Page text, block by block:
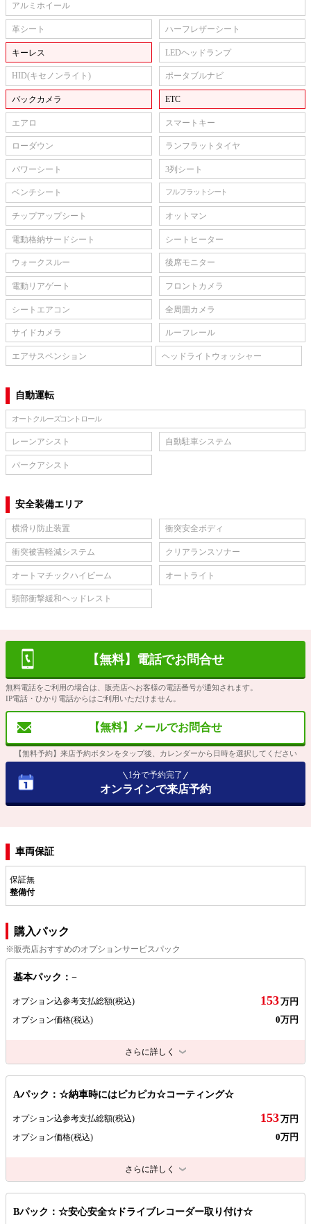
アルミホイール
革シート ハーフレザーシート
キーレス LEDヘッドランプ
HID(キセノンライト) ポータブルナビ
バックカメラ ETC
エアロ スマートキー
ローダウン ランフラットタイヤ
パワーシート 3列シート
ベンチシート フルフラットシート
チップアップシート オットマン
電動格納サードシート シートヒーター
ウォークスルー 後席モニター
電動リアゲート フロントカメラ
シートエアコン 全周囲カメラ
サイドカメラ ルーフレール
エアサスペンション ヘッドライトウォッシャー
自動運転
オートクルーズコントロール
レーンアシスト 自動駐車システム
パークアシスト
安全装備エリア
横滑り防止装置 衝突安全ボディ
衝突被害軽減システム クリアランスソナー
オートマチックハイビーム オートライト
頸部衝撃緩和ヘッドレスト
【無料】電話でお問合せ
無料電話をご利用の場合は、販売店へお客様の電話番号が通知されます。
IP電話・ひかり電話からはご利用いただけません。
【無料】メールでお問合せ
【無料予約】来店予約ボタンをタップ後、カレンダーから日時を選択してください
1分で予約完了
オンラインで来店予約
車両保証
保証無
整備付
購入パック
※販売店おすすめのオプションサービスパック
基本パック：−
オプション込参考支払総額(税込) 153万円
オプション価格(税込) 0万円
さらに詳しく
Aパック：☆納車時にはピカピカ☆コーティング☆
オプション込参考支払総額(税込) 153万円
オプション価格(税込) 0万円
さらに詳しく
Bパック：☆安心安全☆ドライブレコーダー取り付け☆